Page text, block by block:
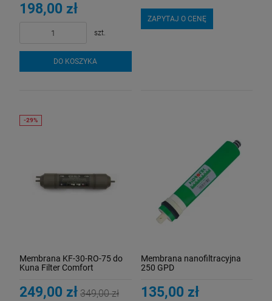
198,00 zł
szt.
DO KOSZYKA
ZAPYTAJ O CENĘ
Membrana KF-30-RO-75 do
Kuna Filter Comfort
249,00 zł 349,00 zł
Membrana nanofiltracyjna
250 GPD
135,00 zł